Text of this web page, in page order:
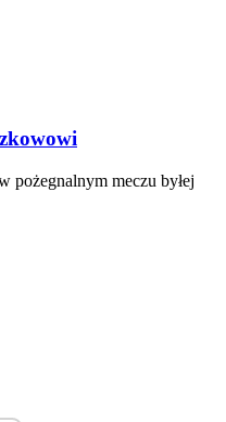
pożegnalnym meczu byłej